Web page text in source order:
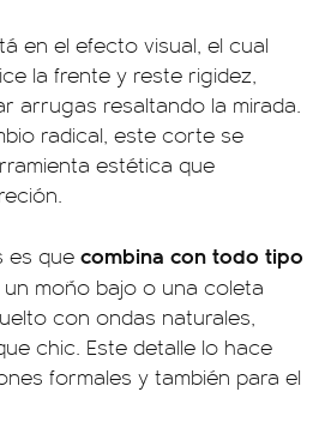
en el efecto visual, el cual
la frente y reste rigidez,
arrugas resaltando la mirada.
radical, este corte se
estética que
es que combina con todo tipo
un moño bajo o una coleta
con ondas naturales,
chic. Este detalle lo hace
formales y también para el